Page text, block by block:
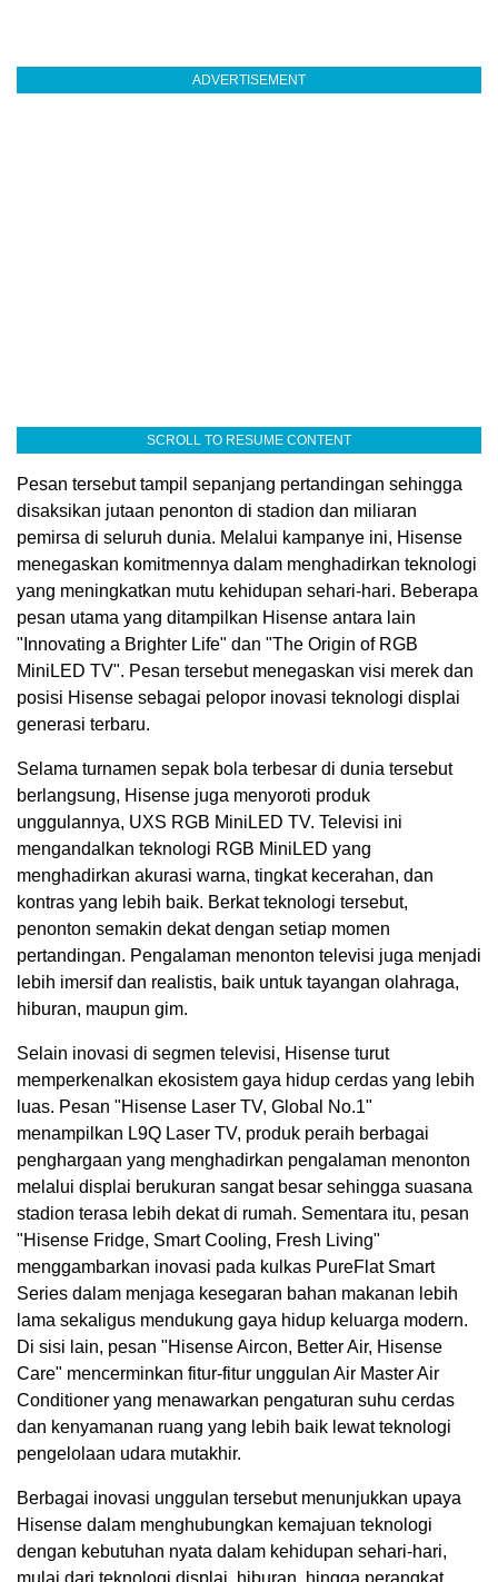
ADVERTISEMENT
SCROLL TO RESUME CONTENT
Pesan tersebut tampil sepanjang pertandingan sehingga
disaksikan jutaan penonton di stadion dan miliaran
pemirsa di seluruh dunia. Melalui kampanye ini, Hisense
menegaskan komitmennya dalam menghadirkan teknologi
yang meningkatkan mutu kehidupan sehari-hari. Beberapa
pesan utama yang ditampilkan Hisense antara lain
"Innovating a Brighter Life" dan "The Origin of RGB
MiniLED TV". Pesan tersebut menegaskan visi merek dan
posisi Hisense sebagai pelopor inovasi teknologi displai
generasi terbaru.
Selama turnamen sepak bola terbesar di dunia tersebut
berlangsung, Hisense juga menyoroti produk
unggulannya, UXS RGB MiniLED TV. Televisi ini
mengandalkan teknologi RGB MiniLED yang
menghadirkan akurasi warna, tingkat kecerahan, dan
kontras yang lebih baik. Berkat teknologi tersebut,
penonton semakin dekat dengan setiap momen
pertandingan. Pengalaman menonton televisi juga menjadi
lebih imersif dan realistis, baik untuk tayangan olahraga,
hiburan, maupun gim.
Selain inovasi di segmen televisi, Hisense turut
memperkenalkan ekosistem gaya hidup cerdas yang lebih
luas. Pesan "Hisense Laser TV, Global No.1"
menampilkan L9Q Laser TV, produk peraih berbagai
penghargaan yang menghadirkan pengalaman menonton
melalui displai berukuran sangat besar sehingga suasana
stadion terasa lebih dekat di rumah. Sementara itu, pesan
"Hisense Fridge, Smart Cooling, Fresh Living"
menggambarkan inovasi pada kulkas PureFlat Smart
Series dalam menjaga kesegaran bahan makanan lebih
lama sekaligus mendukung gaya hidup keluarga modern.
Di sisi lain, pesan "Hisense Aircon, Better Air, Hisense
Care" mencerminkan fitur-fitur unggulan Air Master Air
Conditioner yang menawarkan pengaturan suhu cerdas
dan kenyamanan ruang yang lebih baik lewat teknologi
pengelolaan udara mutakhir.
Berbagai inovasi unggulan tersebut menunjukkan upaya
Hisense dalam menghubungkan kemajuan teknologi
dengan kebutuhan nyata dalam kehidupan sehari-hari,
mulai dari teknologi displai, hiburan, hingga perangkat